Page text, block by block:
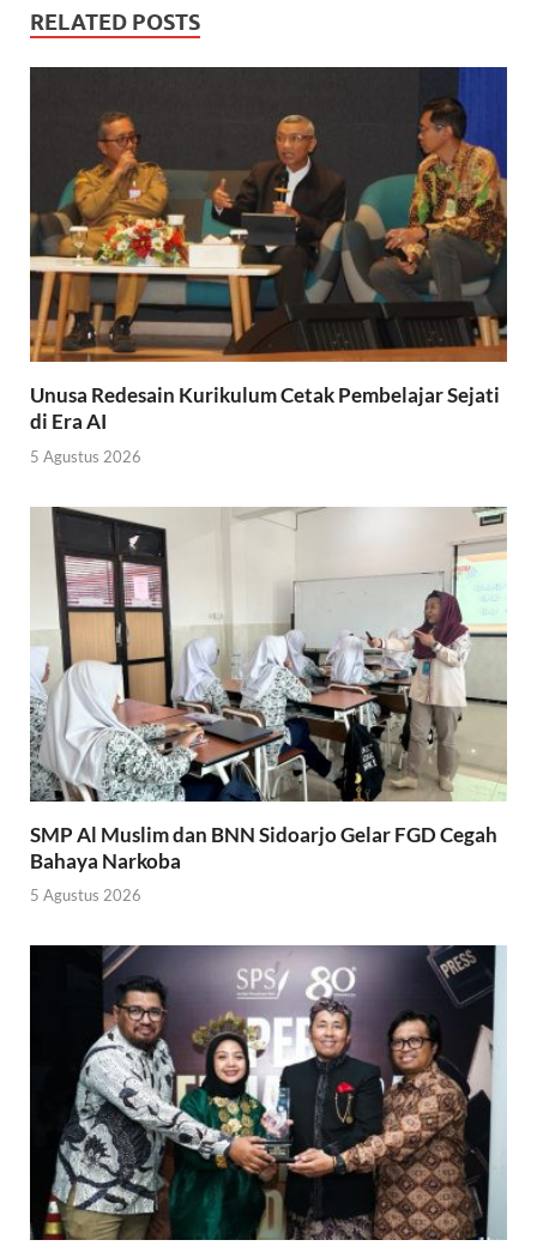
RELATED POSTS
Unusa Redesain Kurikulum Cetak Pembelajar Sejati
di Era AI
5 Agustus 2026
SMP Al Muslim dan BNN Sidoarjo Gelar FGD Cegah
Bahaya Narkoba
5 Agustus 2026